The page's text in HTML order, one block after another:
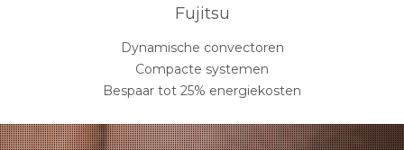
Fujitsu
Dynamische convectoren
Compacte systemen
Bespaar tot 25% energiekosten